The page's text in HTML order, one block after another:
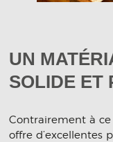
UN
SOLIDE ET
Contrairement à ce
offre d’excellentes